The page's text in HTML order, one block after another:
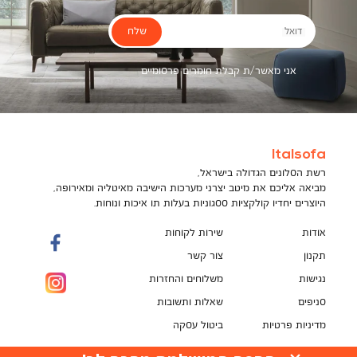
דואל
אני מאשר/ת קבלת חומרים פרסומיים
שלח
Italsofa
רשת הסלונים הגדולה בישראל,
מביאה אליכם את מיטב יצרני מערכות הישיבה מאיטליה ומאירופה,
היוצרים יחדיו קולקציות ססגוניות בעלות תו איכות ונוחות.
אודות
תקנון
נגישות
סניפים
מדיניות פרטיות
שירות לקוחות
צור קשר
משלוחים והחזרות
שאלות ותשובות
ביטול עסקה
תקנון מועדון לקוחות